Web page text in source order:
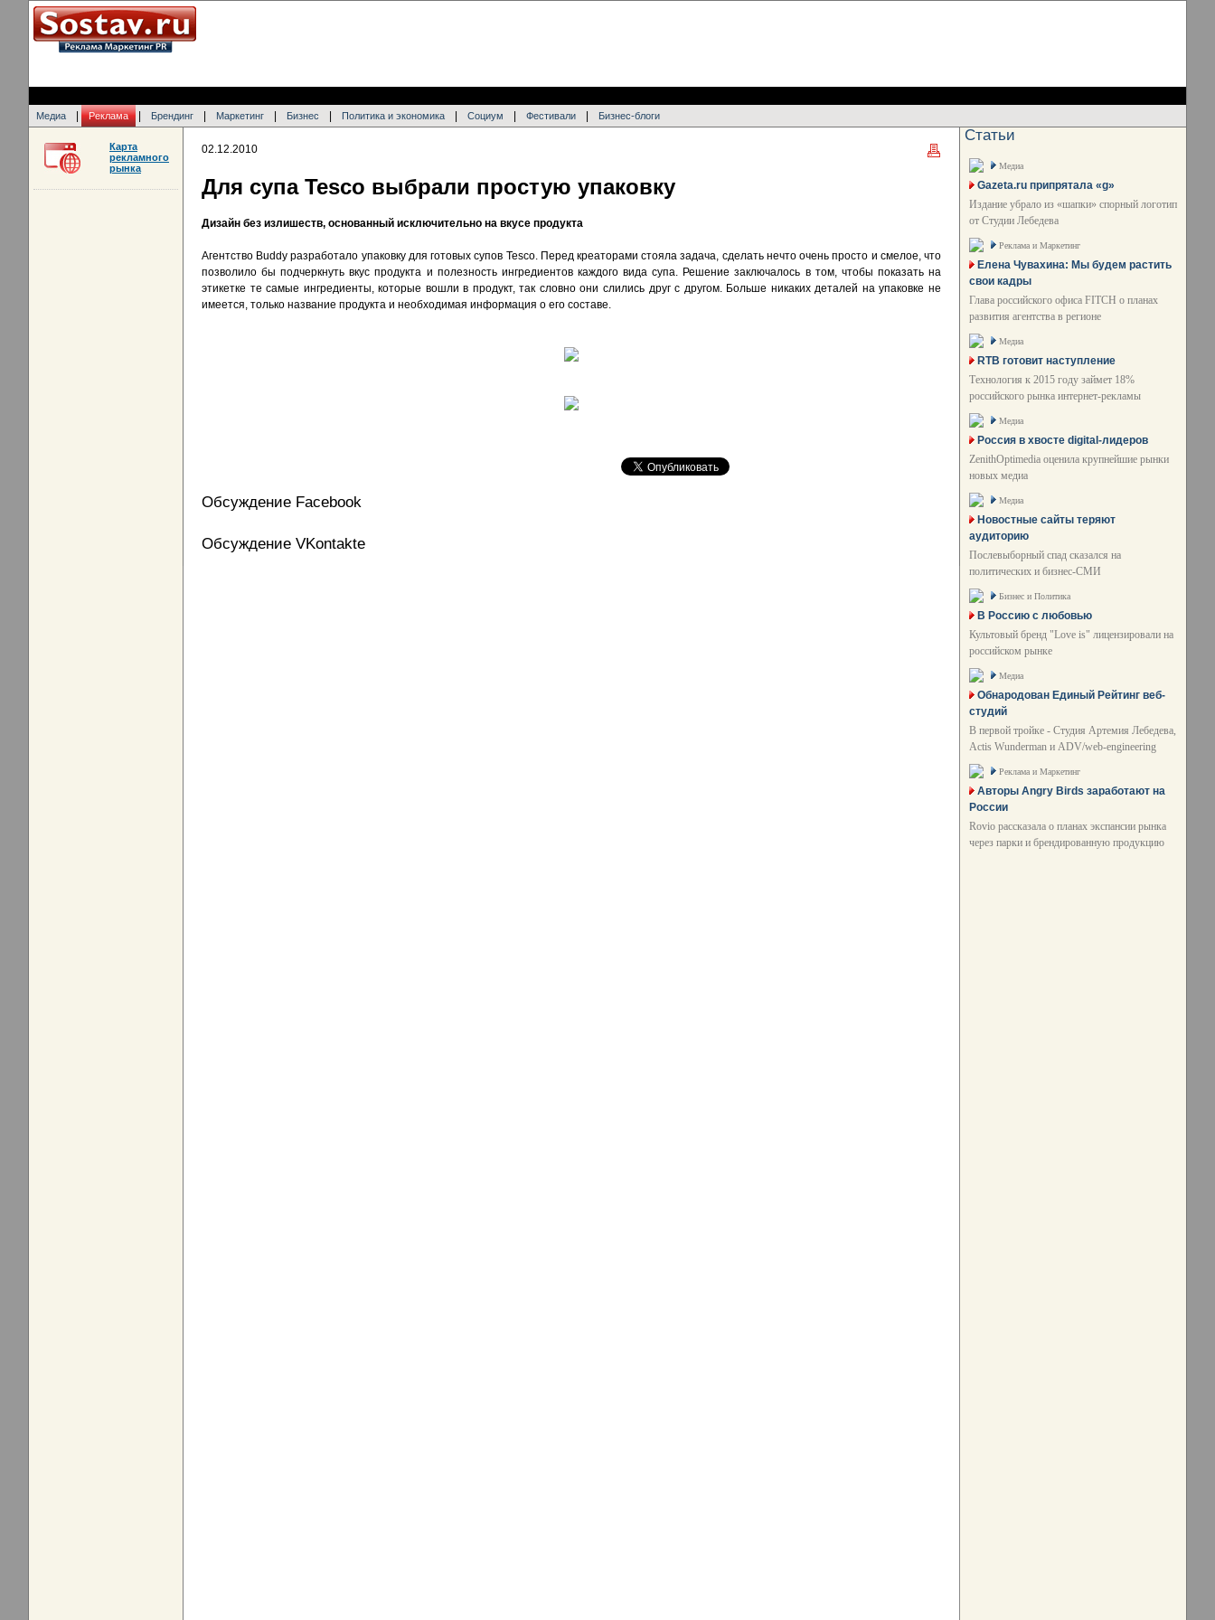
Медиа Реклама Брендинг Маркетинг Бизнес Политика и экономика Социум Фестивали Бизнес-блоги
02.12.2010
Для супа Tesco выбрали простую упаковку
Дизайн без излишеств, основанный исключительно на вкусе продукта
Агентство Buddy разработало упаковку для готовых супов Tesco. Перед креаторами стояла задача, сделать нечто очень просто и смелое, что
позволило бы подчеркнуть вкус продукта и полезность ингредиентов каждого вида супа. Решение заключалось в том, чтобы показать на
этикетке те самые ингредиенты, которые вошли в продукт, так словно они слились друг с другом. Больше никаких деталей на упаковке не
имеется, только название продукта и необходимая информация о его составе.
Обсуждение Facebook
Обсуждение VKontakte
Карта
рекламного
рынка
Статьи
Медиа
Gazeta.ru припрятала «g»
Издание убрало из «шапки» спорный логотип
от Студии Лебедева
Реклама и Маркетинг
Елена Чувахина: Мы будем растить
свои кадры
Глава российского офиса FITCH о планах
развития агентства в регионе
Медиа
RTB готовит наступление
Технология к 2015 году займет 18%
российского рынка интернет-рекламы
Медиа
Россия в хвосте digital-лидеров
ZenithOptimedia оценила крупнейшие рынки
новых медиа
Медиа
Новостные сайты теряют
аудиторию
Послевыборный спад сказался на
политических и бизнес-СМИ
Бизнес и Политика
В Россию с любовью
Культовый бренд "Love is" лицензировали на
российском рынке
Медиа
Обнародован Единый Рейтинг веб-
студий
В первой тройке - Студия Артемия Лебедева,
Actis Wunderman и ADV/web-engineering
Реклама и Маркетинг
Авторы Angry Birds заработают на
России
Rovio рассказала о планах экспансии рынка
через парки и брендированную продукцию